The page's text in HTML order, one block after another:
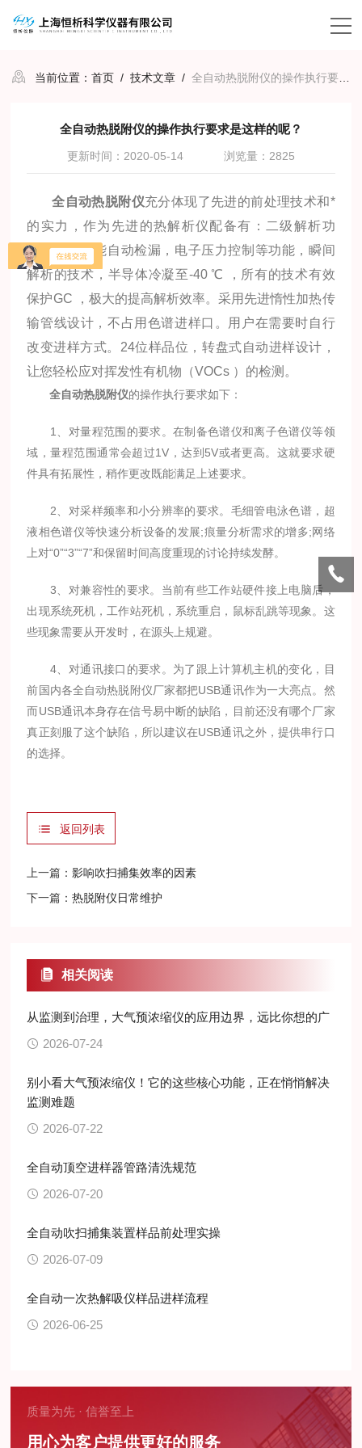
当前位置：首页 /技术文章 /全自动热脱附仪的操作执行要求是这样的呢？
全自动热脱附仪的操作执行要求是这样的呢？
更新时间：2020-05-14 浏览量：2825
全自动热脱附仪充分体现了先进的前处理技术和*
的实力，作为先进的热解析仪配备有：二级解析功
能，除湿功能自动检漏，电子压力控制等功能，瞬间
解析的技术，半导体冷凝至-40 ℃ ，所有的技术有效
保护GC ，极大的提高解析效率。采用先进惰性加热传
输管线设计，不占用色谱进样口。用户在需要时自行
改变进样方式。24位样品位，转盘式自动进样设计，
让您轻松应对挥发性有机物（VOCs ）的检测。
全自动热脱附仪的操作执行要求如下：
1、对量程范围的要求。在制备色谱仪和离子色谱仪等领
域，量程范围通常会超过1V，达到5V或者更高。这就要求硬
件具有拓展性，稍作更改既能满足上述要求。
2、对采样频率和小分辨率的要求。毛细管电泳色谱，超
液相色谱仪等快速分析设备的发展;痕量分析需求的增多;网络
上对“0”“3”“7”和保留时间高度重现的讨论持续发酵。
3、对兼容性的要求。当前有些工作站硬件接上电脑后，
出现系统死机，工作站死机，系统重启，鼠标乱跳等现象。这
些现象需要从开发时，在源头上规避。
4、对通讯接口的要求。为了跟上计算机主机的变化，目
前国内各全自动热脱附仪厂家都把USB通讯作为一大亮点。然
而USB通讯本身存在信号易中断的缺陷，目前还没有哪个厂家
真正刻服了这个缺陷，所以建议在USB通讯之外，提供串行口
的选择。
返回列表
上一篇：影响吹扫捕集效率的因素
下一篇：热脱附仪日常维护
相关阅读
从监测到治理，大气预浓缩仪的应用边界，远比你想的广
2026-07-24
别小看大气预浓缩仪！它的这些核心功能，正在悄悄解决
监测难题
2026-07-22
全自动顶空进样器管路清洗规范
2026-07-20
全自动吹扫捕集装置样品前处理实操
2026-07-09
全自动一次热解吸仪样品进样流程
2026-06-25
质量为先 · 信誉至上
用心为客户提供更好的服务